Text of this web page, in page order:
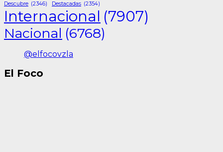
Descubre (2346) Destacadas (2354)
Internacional (7907)
Nacional (6768)
@elfocovzla
El Foco